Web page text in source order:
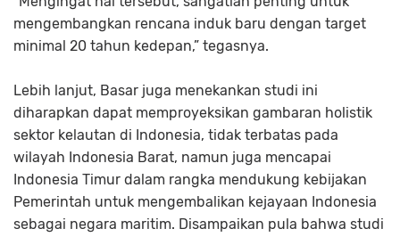
mengembangkan rencana induk baru dengan target
minimal 20 tahun kedepan,” tegasnya.
Lebih lanjut, Basar juga menekankan studi ini
diharapkan dapat memproyeksikan gambaran holistik
sektor kelautan di Indonesia, tidak terbatas pada
wilayah Indonesia Barat, namun juga mencapai
Indonesia Timur dalam rangka mendukung kebijakan
Pemerintah untuk mengembalikan kejayaan Indonesia
sebagai negara maritim. Disampaikan pula bahwa studi